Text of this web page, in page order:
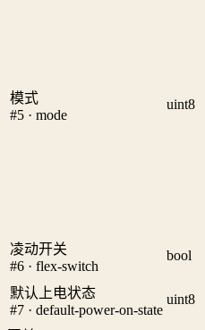
模式
#5 · mode
uint8
凌动开关
#6 · flex-switch
bool
默认上电状态
#7 · default-power-on-state
uint8